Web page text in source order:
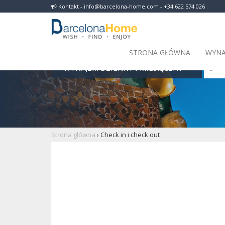
Kontakt - info@barcelona-home.com - +34 622 574 026
STRONA GŁÓWNA
Strona główna › Check in i check out